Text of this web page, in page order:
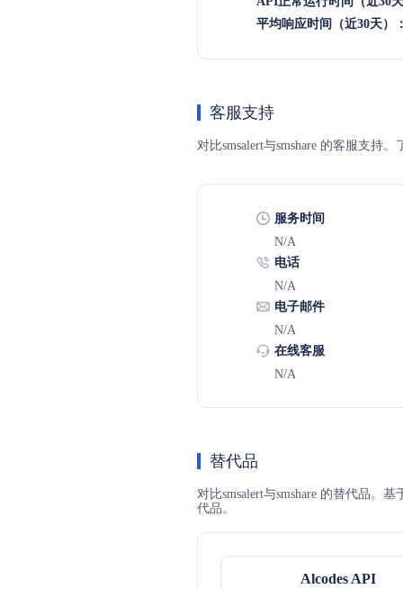
平均响应时间（近30天）
客服支持
对比smsalert与smshare 的客服支持
服务时间
N/A
电话
N/A
电子邮件
N/A
在线客服
N/A
替代品
对比smsalert与smshare 的替代品。
代品。
Alcodes API